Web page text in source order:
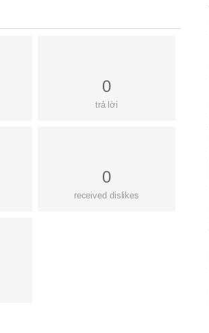
0
trả lời
0
received dislikes